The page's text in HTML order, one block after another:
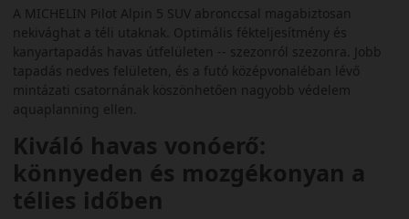
A MICHELIN Pilot Alpin 5 SUV abronccsal magabiztosan
nekivághat a téli utaknak. Optimális fékteljesítmény és
kanyartapadás havas útfelületen -- szezonról szezonra. Jobb
tapadás nedves felületen, és a futó középvonaléban lévő
mintázati csatornának köszönhetően nagyobb védelem
aquaplanning ellen.
Kiváló havas vonóerő:
könnyeden és mozgékonyan a
télies időben